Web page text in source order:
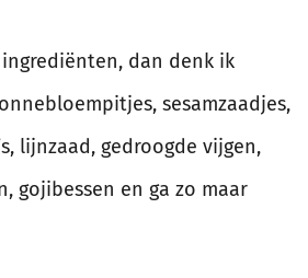
dan denk ik
sesamzaadjes,
lijnzaad, gedroogde vijgen,
gojibessen en ga zo maar